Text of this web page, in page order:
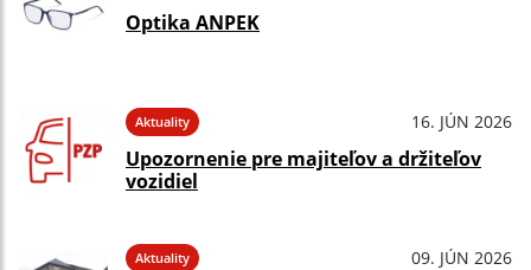
Optika ANPEK
Aktuality 16. JÚN 2026
Upozornenie pre majiteľov a držiteľov
vozidiel
Aktuality 09. JÚN 2026